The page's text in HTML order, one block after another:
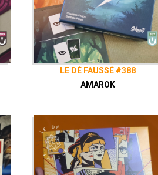
LE DÉ FAUSSÉ #388
AMAROK